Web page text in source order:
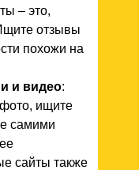
– это,
отзывы
похожи на
и видео:
ищите
самими
сайты также